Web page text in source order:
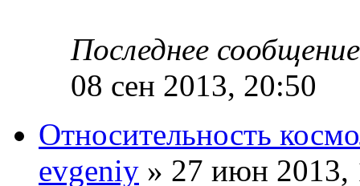
Последнее
08 сен 2013, 20:50
Относительность
evgeniy » 27 июн 2013,